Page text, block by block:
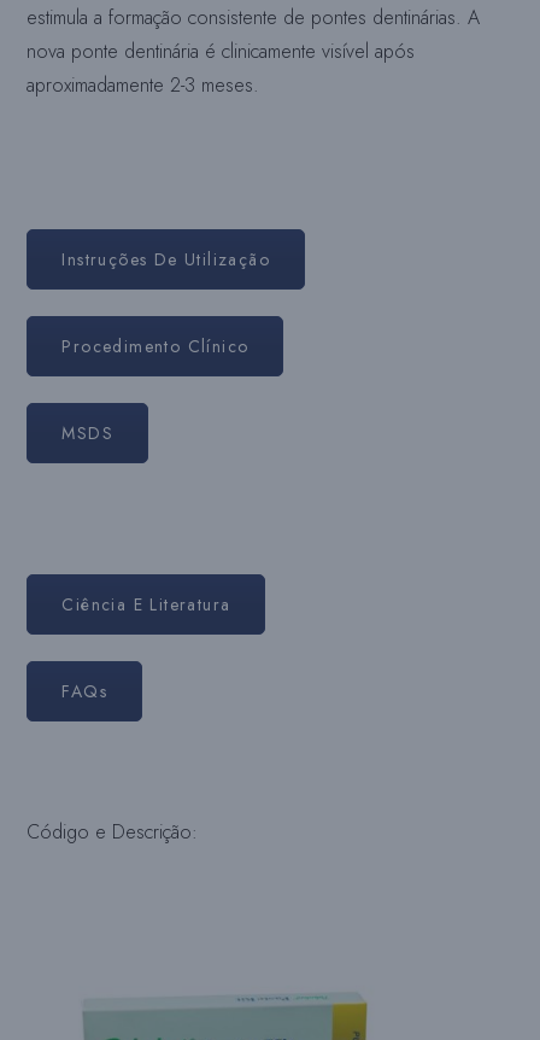
estimula a formação consistente de pontes dentinárias. A
nova ponte dentinária é clinicamente visível após
aproximadamente 2-3 meses.
Instruções De Utilização
Procedimento Clínico
MSDS
Ciência E Literatura
FAQs
Código e Descrição: